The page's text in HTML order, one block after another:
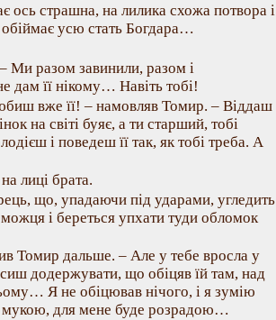
ось страшна, на лилика схожа потвора і
усю стать Богдара…
Ми разом завинили, разом і
дам її нікому… Навіть тобі!
вже її! – намовляв Томир. – Віддаш
на світі буяє, а ти старший, тобі
і поведеш її так, як тобі треба. А
лиці брата.
що, упадаючи під ударами, угледить
і береться упхати туди обломок
Томир дальше. – Але у тебе вросла у
додержувати, що обіцяв їй там, над
Я не обіцював нічого, і я зумію
мукою, для мене буде розрадою…